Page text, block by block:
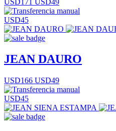
USD45
JEAN DAURO
USD166 USD49
USD45